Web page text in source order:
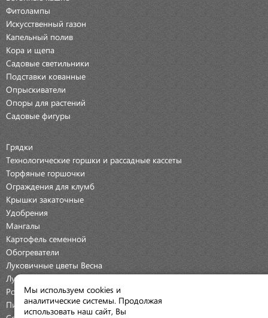
Фитолампы
Искусственный газон
Капельный полив
Кора и щепа
Садовые светильники
Подставки кованные
Опрыскиватели
Опоры для растений
Садовые фигуры
Грядки
Технологические горшки и рассадные кассеты
Торфяные горшочки
Ограждения для клумб
Крышки закаточные
Удобрения
Мангалы
Картофель семенной
Обогреватели
Луковичные цветы Весна
Луковичные цветы Осень
Розы
Пионы
Мы используем cookies и
аналитические системы. Продолжая
использовать наш сайт, Вы